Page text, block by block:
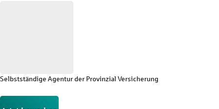
Selbstständige Agentur der Provinzial Versicherung